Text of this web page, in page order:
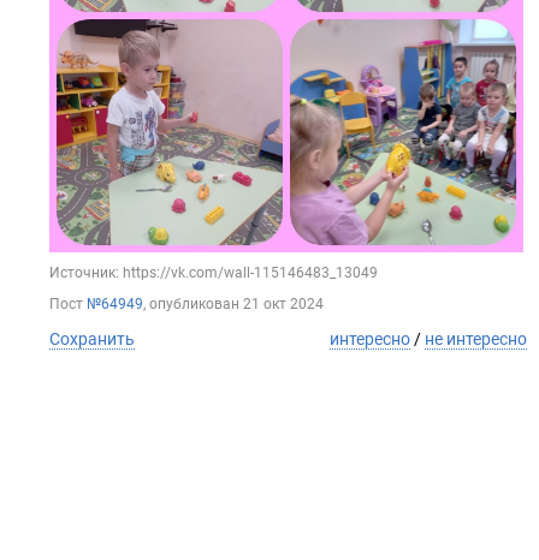
Источник: https://vk.com/wall-115146483_13049
Пост №64949, опубликован 21 окт 2024
Сохранить интересно / не интересно